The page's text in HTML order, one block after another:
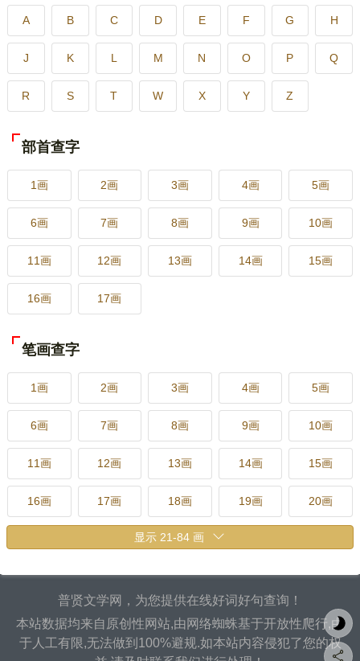
A B C D E F G H
J K L M N O P Q
R S T W X Y Z
部首查字
1画 2画 3画 4画 5画
6画 7画 8画 9画 10画
11画 12画 13画 14画 15画
16画 17画
笔画查字
1画 2画 3画 4画 5画
6画 7画 8画 9画 10画
11画 12画 13画 14画 15画
16画 17画 18画 19画 20画
23画
26画 27画 28画 29画 30画
35画
36画 37画 38画 39画 40画
普贤文学网，为您提供在线好词好句查询！
本站数据均来自原创性网站,由网络蜘蛛基于开放性爬行,由
于人工有限,无法做到100%避规.如本站内容侵犯了您的权